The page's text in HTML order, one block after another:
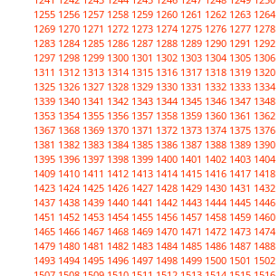
1255 1256 1257 1258 1259 1260 1261 1262 1263 1264
1269 1270 1271 1272 1273 1274 1275 1276 1277 1278
1283 1284 1285 1286 1287 1288 1289 1290 1291 1292
1297 1298 1299 1300 1301 1302 1303 1304 1305 1306
1311 1312 1313 1314 1315 1316 1317 1318 1319 1320
1325 1326 1327 1328 1329 1330 1331 1332 1333 1334
1339 1340 1341 1342 1343 1344 1345 1346 1347 1348
1353 1354 1355 1356 1357 1358 1359 1360 1361 1362
1367 1368 1369 1370 1371 1372 1373 1374 1375 1376
1381 1382 1383 1384 1385 1386 1387 1388 1389 1390
1395 1396 1397 1398 1399 1400 1401 1402 1403 1404
1409 1410 1411 1412 1413 1414 1415 1416 1417 1418
1423 1424 1425 1426 1427 1428 1429 1430 1431 1432
1437 1438 1439 1440 1441 1442 1443 1444 1445 1446
1451 1452 1453 1454 1455 1456 1457 1458 1459 1460
1465 1466 1467 1468 1469 1470 1471 1472 1473 1474
1479 1480 1481 1482 1483 1484 1485 1486 1487 1488
1493 1494 1495 1496 1497 1498 1499 1500 1501 1502